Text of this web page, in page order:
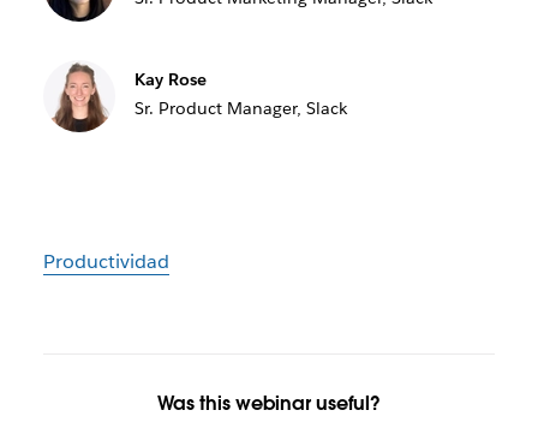
Kay Rose
Sr. Product Manager, Slack
Productividad
Was this webinar useful?